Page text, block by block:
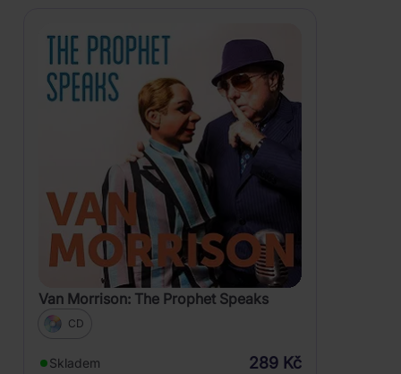
Van Morrison: The Prophet Speaks
CD
Skladem 289 Kč